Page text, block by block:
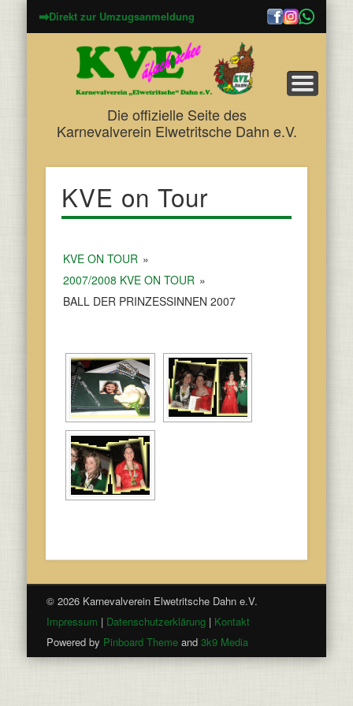
➡Direkt zur Umzugsanmeldung
Die offizielle Seite des
Karnevalverein Elwetritsche Dahn e.V.
KVE on Tour
KVE ON TOUR »
2007/2008 KVE ON TOUR »
BALL DER PRINZESSINNEN 2007
© 2026 Karnevalverein Elwetritsche Dahn e.V.
Impressum | Datenschutzerklärung| Kontakt
Powered by Pinboard Themeand 3k9 Media